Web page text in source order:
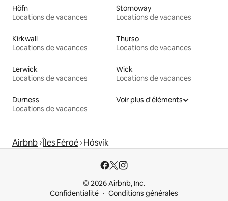
Höfn
Locations de vacances
Stornoway
Locations de vacances
Kirkwall
Locations de vacances
Thurso
Locations de vacances
Lerwick
Locations de vacances
Wick
Locations de vacances
Durness
Locations de vacances
Voir plus d'éléments
Airbnb Îles Féroé Hósvík
© 2026 Airbnb, Inc.
Confidentialité
Conditions générales